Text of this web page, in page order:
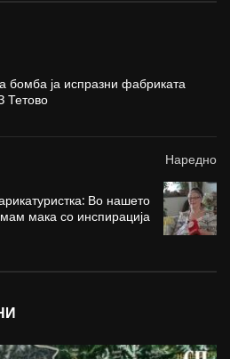
бомба ја испразни фабриката
Тетово
Наредно
Во нашето
мака со инспирација